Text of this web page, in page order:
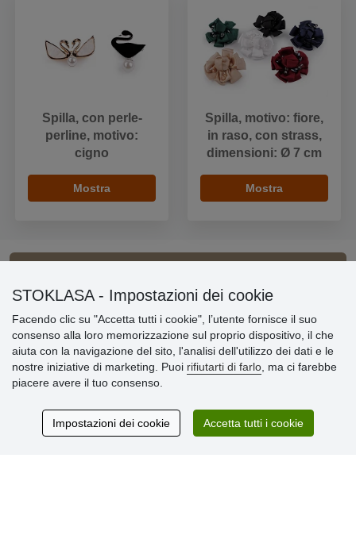
Spilla, con perle-
perline, motivo:
cigno
Mostra
Spilla, motivo: fiore,
in raso, con strass,
dimensioni: Ø 7 cm
Mostra
Informazioni importanti
» Impostazioni dei cookie
» Termini & Condizioni
» Informativa sulla Privacy
» Consegna e pagamento
» Garanzia e resi
STOKLASA - Impostazioni dei cookie
Facendo clic su "Accetta tutti i cookie", l’utente fornisce il suo
consenso alla loro memorizzazione sul proprio dispositivo, il che
aiuta con la navigazione del sito, l'analisi dell'utilizzo dei dati e le
nostre iniziative di marketing. Puoi rifiutarti di farlo , ma ci farebbe
piacere avere il tuo consenso.
Impostazioni dei cookie Accetta tutti i cookie